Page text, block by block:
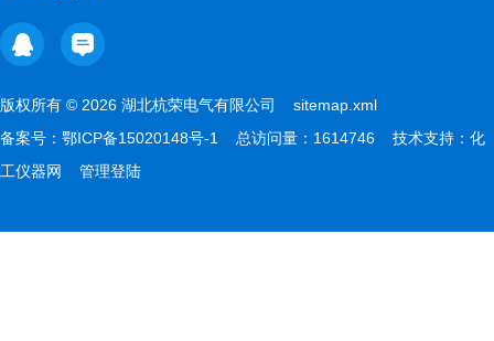
版权所有 © 2026 湖北杭荣电气有限公司 sitemap.xml
备案号： 鄂ICP备15020148号-1 总访问量：1614746 技术支持： 化
工仪器网
管理登陆